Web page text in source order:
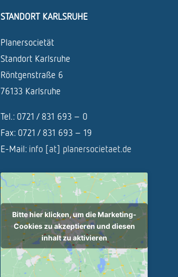
STANDORT KARLSRUHE
Planersocietät
Standort Karlsruhe
Röntgenstraße 6
76133 Karlsruhe
Tel.: 0721 / 831 693 – 0
Fax: 0721 / 831 693 – 19
E-Mail: info [at] planersocietaet.de
Bitte hier klicken, um die Marketing-
Cookies zu akzeptieren und diesen
inhalt zu aktivieren